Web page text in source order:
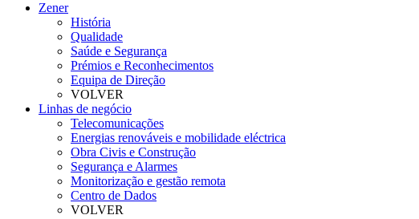
Zener
História
Qualidade
Saúde e Segurança
Prémios e Reconhecimentos
Equipa de Direção
VOLVER
Linhas de negócio
Telecomunicações
Energias renováveis e mobilidade eléctrica
Obra Civis e Construção
Segurança e Alarmes
Monitorização e gestão remota
Centro de Dados
VOLVER